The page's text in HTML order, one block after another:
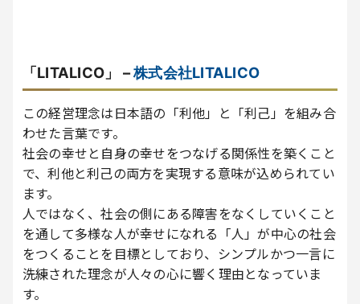
「LITALICO」 –株式会社LITALICO
この経営理念は日本語の「利他」と「利己」を組み合
わせた言葉です。
社会の幸せと自身の幸せをつなげる関係性を築くこと
で、利他と利己の両方を実現する意味が込められてい
ます。
人ではなく、社会の側にある障害をなくしていくこと
を通して多様な人が幸せになれる「人」が中心の社会
をつくることを目標としており、シンプルかつ一言に
洗練された理念が人々の心に響く理由となっていま
す。